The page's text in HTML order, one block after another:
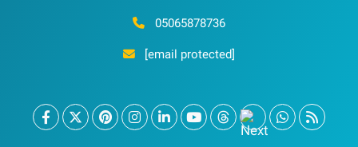
05065878736
[email protected]